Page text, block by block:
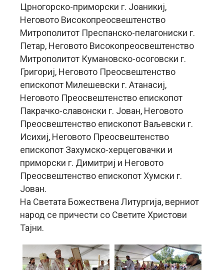
Црногорско-приморски г. Јоаникиј,
Неговото Високопреосвештенство
Митрополитот Преспанско-пелагониски г.
Петар, Неговото Високопреосвештенство
Митрополитот Кумановско-oсоговски г.
Григориј, Неговото Преосвештенство
епископот Милешевски г. Атанасиј,
Неговото Преосвештенство епископот
Пакрачко-славонски г. Јован, Неговото
Преосвештенство епископот Ваљевски г.
Исихиј, Неговото Преосвештенство
епископот Захумско-херцеговачки и
приморски г. Димитриј и Неговото
Преосвештенство епископот Хумски г.
Јован.
На Светата Божествена Литургија, верниот
народ се причести со Светите Христови
Тајни.